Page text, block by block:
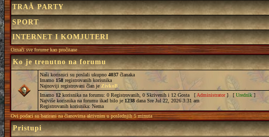
TRAĂ PARTY
SPORT
INTERNET I KOMJUTERI
Označi sve forume kao pročitane
Ko je trenutno na forumu
Naši korisnici su poslali ukupno 4037 članaka
Imamo 158 registrovanih korisnika
Najnoviji registrovani član je ZivkoB
Imamo 12 korisnika na forumu: 0 Registrovanih, 0 Skrivenih i 12 Gosta [ Administrator] [ Urednik ]
Najviše korisnika na forumu ikad bilo je 1238 dana Sre Jul 22, 2026 3:31 am
Registrovanih korisnika: Nema
Ovi podaci su bazirani na članovima aktivnim u poslednjih 5 minuta
Pristupi